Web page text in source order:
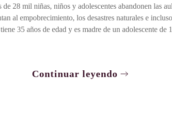
28 mil niñas, niños y adolescentes abandonen las
al empobrecimiento, los desastres naturales e
35 años de edad y es madre de un adolescente de
Continuar leyendo